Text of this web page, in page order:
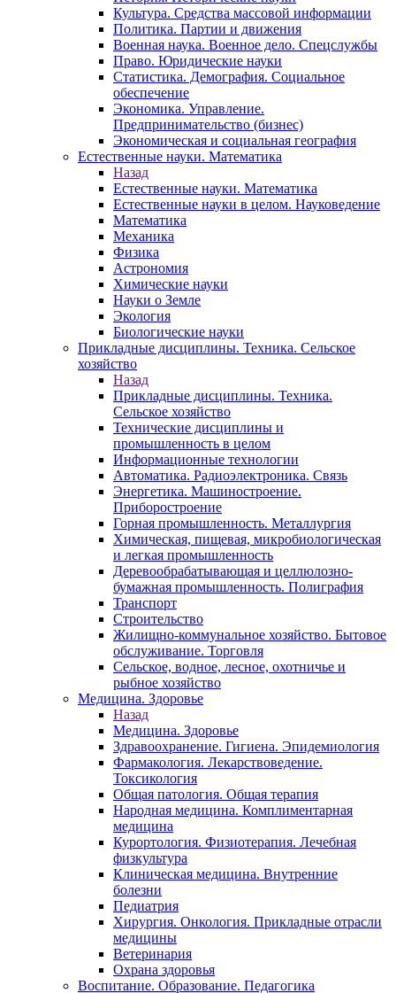
Культура. Средства массовой информации
Политика. Партии и движения
Военная наука. Военное дело. Спецслужбы
Право. Юридические науки
Статистика. Демография. Социальное
обеспечение
Экономика. Управление.
Предпринимательство (бизнес)
Экономическая и социальная география
Естественные науки. Математика
Назад
Естественные науки. Математика
Естественные науки в целом. Науковедение
Математика
Механика
Физика
Астрономия
Химические науки
Науки о Земле
Экология
Биологические науки
Прикладные дисциплины. Техника. Сельское
хозяйство
Назад
Прикладные дисциплины. Техника.
Сельское хозяйство
Технические дисциплины и
промышленность в целом
Информационные технологии
Автоматика. Радиоэлектроника. Связь
Энергетика. Машиностроение.
Приборостроение
Горная промышленность. Металлургия
Химическая, пищевая, микробиологическая
и легкая промышленность
Деревообрабатывающая и целлюлозно-
бумажная промышленность. Полиграфия
Транспорт
Строительство
Жилищно-коммунальное хозяйство. Бытовое
обслуживание. Торговля
Сельское, водное, лесное, охотничье и
рыбное хозяйство
Медицина. Здоровье
Назад
Медицина. Здоровье
Здравоохранение. Гигиена. Эпидемиология
Фармакология. Лекарствоведение.
Токсикология
Общая патология. Общая терапия
Народная медицина. Комплиментарная
медицина
Курортология. Физиотерапия. Лечебная
физкультура
Клиническая медицина. Внутренние
болезни
Педиатрия
Хирургия. Онкология. Прикладные отрасли
медицины
Ветеринария
Охрана здоровья
Воспитание. Образование. Педагогика